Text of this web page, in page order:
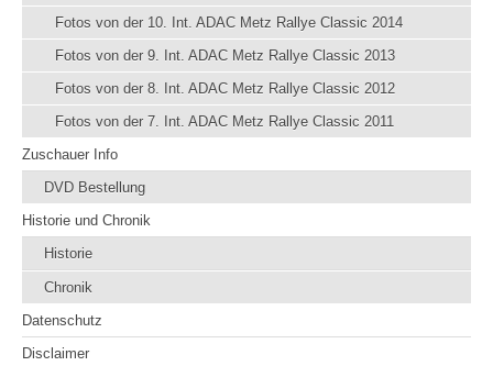
Fotos von der 10. Int. ADAC Metz Rallye Classic 2014
Fotos von der 9. Int. ADAC Metz Rallye Classic 2013
Fotos von der 8. Int. ADAC Metz Rallye Classic 2012
Fotos von der 7. Int. ADAC Metz Rallye Classic 2011
Zuschauer Info
DVD Bestellung
Historie und Chronik
Historie
Chronik
Datenschutz
Disclaimer